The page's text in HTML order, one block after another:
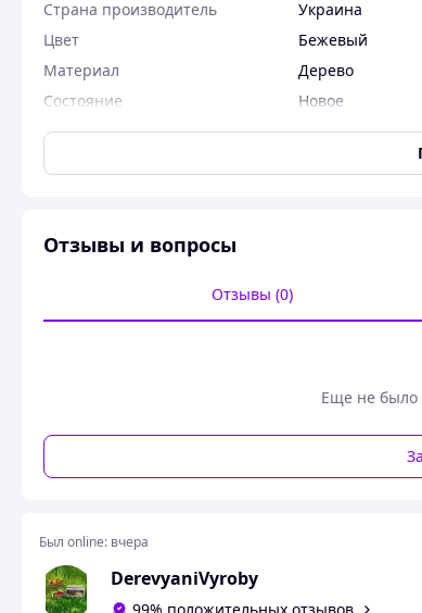
Страна производитель
Украина
Цвет
Бежевый
Материал
Дерево
Состояние
Новое
:
Эта стильная и вместительная копилка поможет
- идеальна для
🎁 Хорошая идея для подарка друзьям,
🌿 Изготовлена из качественных
Похожие товары по характеристикам
Отзывы и вопросы
Отзывы (0)
Еще не было
Был online: вчера
DerevyaniVyroby